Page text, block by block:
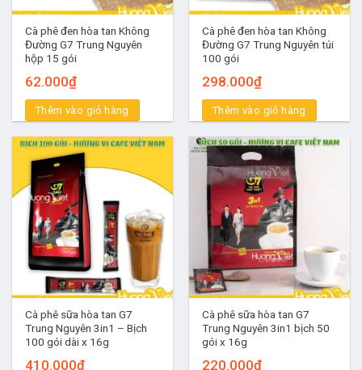
Cà phê đen hòa tan Không
Đường G7 Trung Nguyên
hộp 15 gói
62.000₫
Thêm vào giỏ hàng
Cà phê đen hòa tan Không
Đường G7 Trung Nguyên túi
100 gói
298.000₫
Thêm vào giỏ hàng
Cà phê sữa hòa tan G7
Trung Nguyên 3in1 – Bịch
100 gói dài x 16g
410.000₫
Cà phê sữa hòa tan G7
Trung Nguyên 3in1 bịch 50
gói x 16g
220.000₫